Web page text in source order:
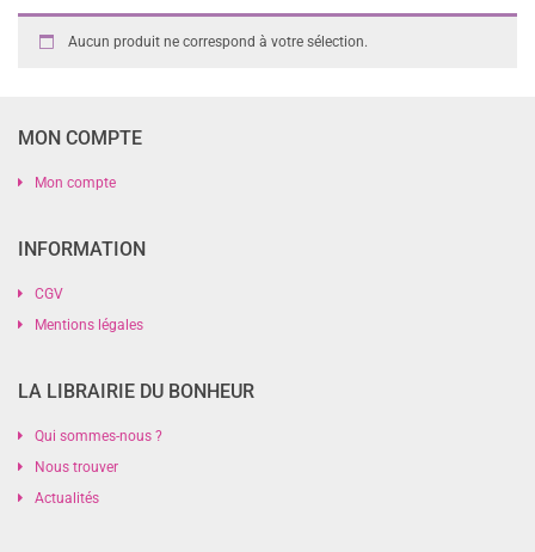
Aucun produit ne correspond à votre sélection.
MON COMPTE
Mon compte
INFORMATION
CGV
Mentions légales
LA LIBRAIRIE DU BONHEUR
Qui sommes-nous ?
Nous trouver
Actualités